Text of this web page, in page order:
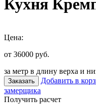
Кухня
Цена:
от 36000 руб.
за метр в длину верха и
Заказать Добавить в
замерщика
Получить расчет